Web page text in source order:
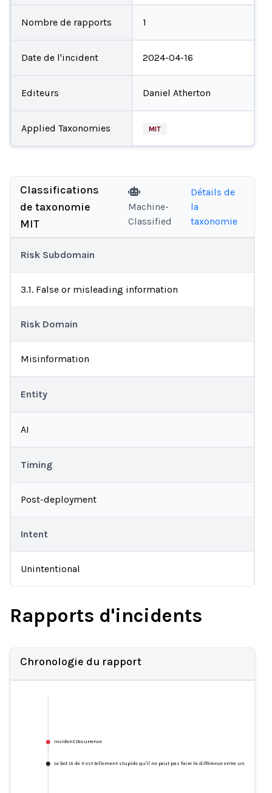
Nombre de rapports 1
Date de l'incident 2024-04-16
Editeurs Daniel Atherton
Applied Taxonomies MIT
Classifications
de taxonomie
MIT
Machine-
Classified
Détails de
la
taxonomie
Risk Subdomain
3.1. False or misleading information
Risk Domain
Misinformation
Entity
AI
Timing
Post-deployment
Intent
Unintentional
Rapports d'incidents
Chronologie du rapport
Incident Occurrence
Le bot IA de X est tellement stupide qu'il ne peut pas faire la différence entre un mauvais